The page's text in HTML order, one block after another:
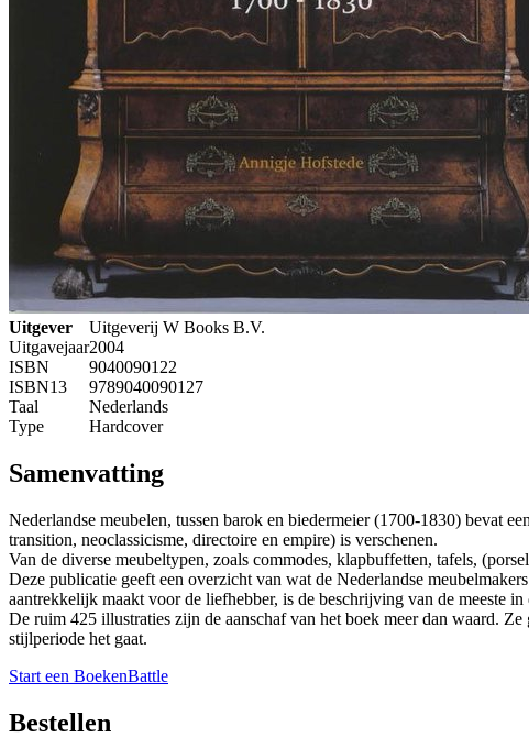
Uitgever
Uitgeverij W Books B.V.
Uitgavejaar2004
ISBN
9040090122
ISBN13
9789040090127
Taal
Nederlands
Type
Hardcover
Samenvatting
Nederlandse meubelen, tussen barok en biedermeier (1700-1830) bevat
transition, neoclassicisme, directoire en empire) is verschenen.
Van de diverse meubeltypen, zoals commodes, klapbuffetten, tafels,
Deze publicatie geeft een overzicht van wat de Nederlandse
aantrekkelijk maakt voor de liefhebber, is de beschrijving van de meeste
De ruim 425 illustraties zijn de aanschaf van het boek meer dan waard.
stijlperiode het gaat.
Start een BoekenBattle
Bestellen